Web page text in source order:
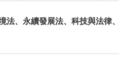
、永續發展法、科技與法律、